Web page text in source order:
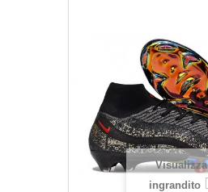
Visualizza
ingrandito